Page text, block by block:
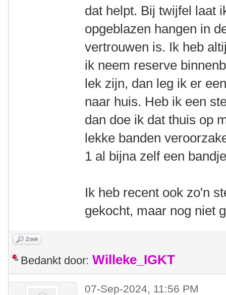
dat helpt. Bij twijfel laat
opgeblazen hangen in
vertrouwen is. Ik heb
ik neem reserve
lek zijn, dan leg ik er
naar huis. Heb ik een
dan doe ik dat thuis op
lekke banden
1 al bijna zelf een
Ik heb recent ook zo'n
gekocht, maar nog niet
Zoek
Bedankt door: Willeke_IGKT
07-Sep-2024, 11:56 PM